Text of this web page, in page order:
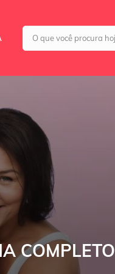
Pesquisar
COMPLETO